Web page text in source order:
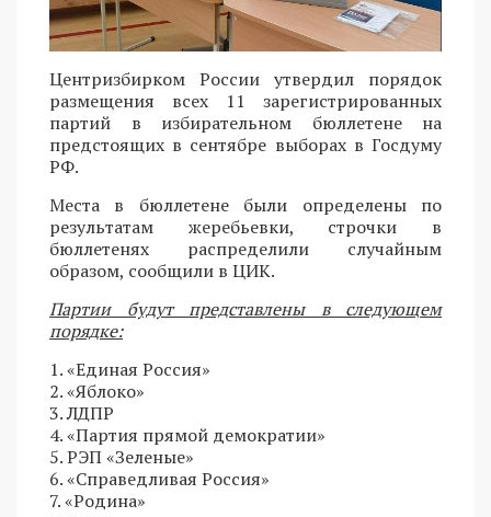
Центризбирком России утвердил порядок
размещения всех 11 зарегистрированных
партий в избирательном бюллетене на
предстоящих в сентябре выборах в Госдуму
РФ.
Места в бюллетене были определены по
результатам жеребьевки, строчки в
бюллетенях распределили случайным
образом, сообщили в ЦИК.
Партии будут представлены в следующем
порядке:
1. «Единая Россия»
2. «Яблоко»
3. ЛДПР
4. «Партия прямой демократии»
5. РЭП «Зеленые»
6. «Справедливая Россия»
7. «Родина»